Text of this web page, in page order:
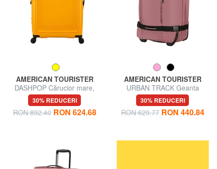
AMERICAN TOURISTER
DASHPOP Cărucior mare,
extensibil
30% REDUCERI
RON 892.40 RON 624.68
AMERICAN TOURISTER
URBAN TRACK Geanta
pentru bagaj de mana troler
30% REDUCERI
RON 629.77 RON 440.84